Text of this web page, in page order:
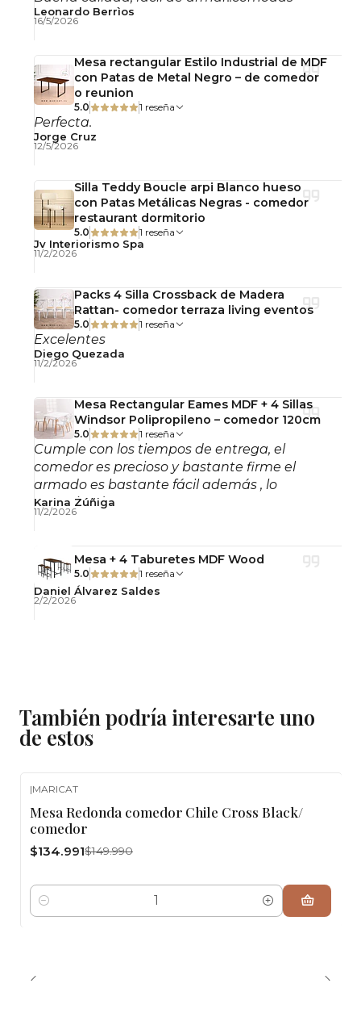
• Tablero con diseño de mármol y estante de
• Peso: 13.6 Kg
• Capacidad máxima de carga estática: 30 kg.
Leonardo Berrìos
16/5/2026
Mesa rectangular Estilo Industrial de MDF
con Patas de Metal Negro – de comedor
o reunion
5.0 1 reseña
Perfecta.
Jorge Cruz
12/5/2026
Silla Teddy Boucle arpi Blanco hueso
con Patas Metálicas Negras - comedor
restaurant dormitorio
5.0 1 reseña
Jv Interiorismo Spa
11/2/2026
Packs 4 Silla Crossback de Madera
Rattan- comedor terraza living eventos
5.0 1 reseña
Excelentes
Diego Quezada
11/2/2026
Mesa Rectangular Eames MDF + 4 Sillas
Windsor Polipropileno – comedor 120cm
5.0 1 reseña
Cumple con los tiempos de entrega, el
comedor es precioso y bastante firme el
armado es bastante fácil además , lo
recomiendo!
Karina Zúñiga
11/2/2026
Mesa + 4 Taburetes MDF Wood
5.0 1 reseña
Daniel Álvarez Saldes
2/2/2026
También podría interesarte uno
de estos
OFF
|MARICAT
Mesa Redonda comedor Chile Cross Black/
comedor
$134.991$149.990
Cantidad